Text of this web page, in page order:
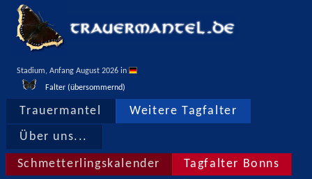
Stadium, Anfang August 2026 in
Falter (übersommernd)
Trauermantel Weitere Tagfalter
Über uns...
Schmetterlingskalender Tagfalter Bonns